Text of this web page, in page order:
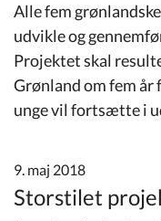
Politik
Turisme
Selvbetjening
Kommuneplan
Alle fem
udvikle og
Projektet skal
Grønland om fem år
unge vil fortsætte i
9. maj 2018
Storstilet